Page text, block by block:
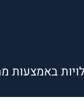
באמצעות